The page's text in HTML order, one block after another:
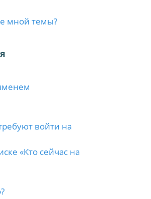
мной темы?
войти на
«Кто сейчас на